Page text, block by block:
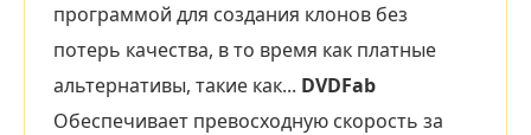
программой для создания клонов без
потерь качества, в то время как платные
альтернативы, такие как... DVDFab
Обеспечивает превосходную скорость за